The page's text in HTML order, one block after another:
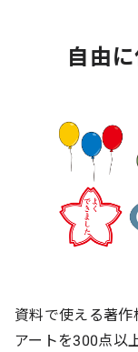
自由
資料で使える著
アートを300点以